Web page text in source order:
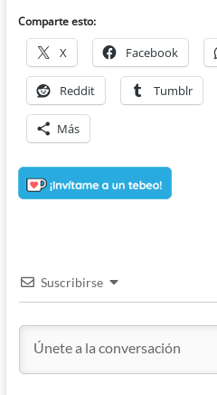
Comparte esto:
X Facebook
Reddit Tumblr
Más
Suscribirse